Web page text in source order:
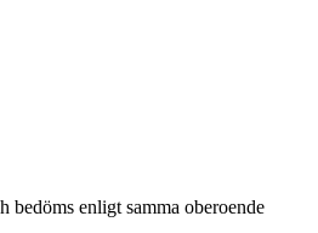
bedöms enligt samma oberoende